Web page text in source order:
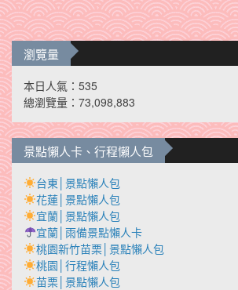
瀏覽量
本日人氣：535
總瀏覽量：73,098,883
景點懶人卡、行程懶人包
台東│景點懶人包
花蓮│景點懶人包
宜蘭│景點懶人包
宜蘭│雨備景點懶人卡
桃園新竹苗栗│景點懶人包
桃園│行程懶人包
苗栗│景點懶人包